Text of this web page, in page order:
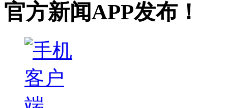
官方新闻APP发布！